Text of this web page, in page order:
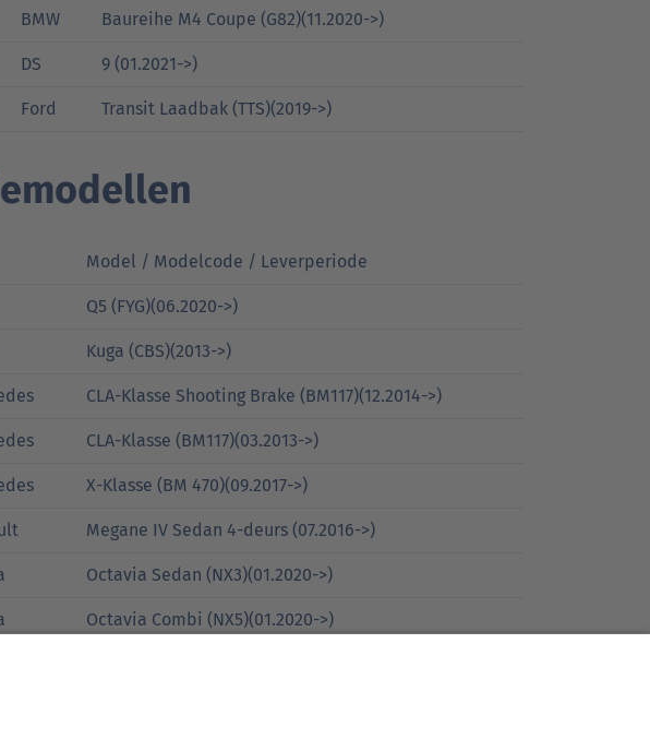
BMW Baureihe M4 Coupe (G82)(11.2020->)
DS 9 (01.2021->)
Ford Transit Laadbak (TTS)(2019->)
Model / Modelcode / Leverperiode
Q5 (FYG)(06.2020->)
Kuga (CBS)(2013->)
CLA-Klasse Shooting Brake (BM117)(12.2014->)
CLA-Klasse (BM117)(03.2013->)
X-Klasse (BM 470)(09.2017->)
Megane IV Sedan 4-deurs (07.2016->)
Octavia Sedan (NX3)(01.2020->)
Octavia Combi (NX5)(01.2020->)